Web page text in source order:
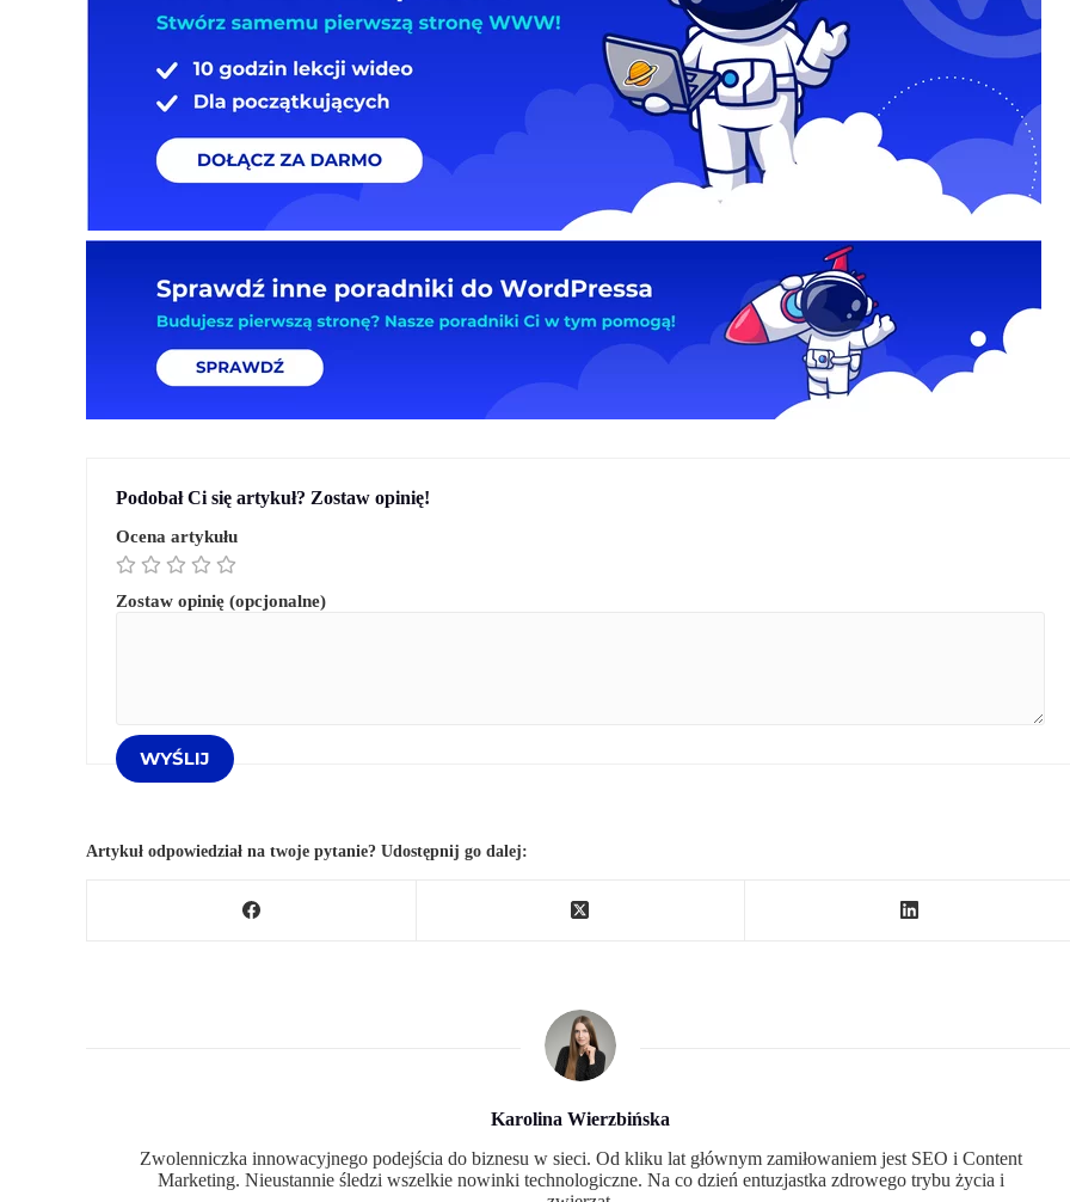
Podobał Ci się artykuł? Zostaw opinię!
Ocena artykułu
Zostaw opinię (opcjonalne)
Artykuł odpowiedział na twoje pytanie? Udostępnij go dalej:
Karolina Wierzbińska
Zwolenniczka innowacyjnego podejścia do biznesu w sieci. Od kliku lat głównym zamiłowaniem jest SEO i Content
Marketing. Nieustannie śledzi wszelkie nowinki technologiczne. Na co dzień entuzjastka zdrowego trybu życia i